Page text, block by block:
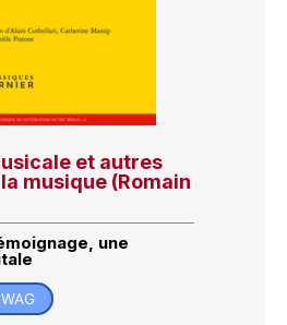
et autres
musique (Romain
une